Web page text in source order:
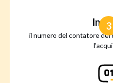
il numero del contatore
3